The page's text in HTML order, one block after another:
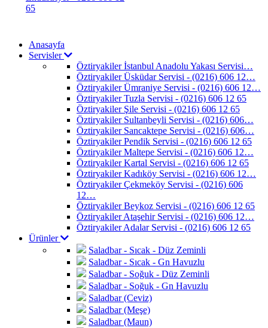
Anasayfa
Servisler
Öztiryakiler İstanbul Anadolu Yakası Servisi…
Öztiryakiler Üsküdar Servisi - (0216) 606 12…
Öztiryakiler Ümraniye Servisi - (0216) 606 12…
Öztiryakiler Tuzla Servisi - (0216) 606 12 65
Öztiryakiler Şile Servisi - (0216) 606 12 65
Öztiryakiler Sultanbeyli Servisi - (0216) 606…
Öztiryakiler Sancaktepe Servisi - (0216) 606…
Öztiryakiler Pendik Servisi - (0216) 606 12 65
Öztiryakiler Maltepe Servisi - (0216) 606 12…
Öztiryakiler Kartal Servisi - (0216) 606 12 65
Öztiryakiler Kadıköy Servisi - (0216) 606 12…
Öztiryakiler Çekmeköy Servisi - (0216) 606
12…
Öztiryakiler Beykoz Servisi - (0216) 606 12 65
Öztiryakiler Ataşehir Servisi - (0216) 606 12…
Öztiryakiler Adalar Servisi - (0216) 606 12 65
Ürünler
Saladbar - Sıcak - Düz Zeminli
Saladbar - Sıcak - Gn Havuzlu
Saladbar - Soğuk - Düz Zeminli
Saladbar - Soğuk - Gn Havuzlu
Saladbar (Ceviz)
Saladbar (Meşe)
Saladbar (Maun)